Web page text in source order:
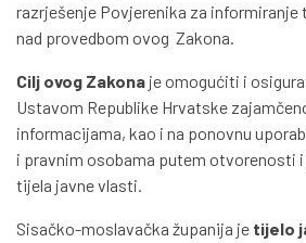
razrješenje Povjerenika za
nad provedbom ovog Zakona.
Cilj ovog Zakona je omogućiti i
Ustavom Republike Hrvatske
informacijama, kao i na ponovnu
i pravnim osobama putem otvorenosti
tijela javne vlasti.
Sisačko-moslavačka županija je tijelo